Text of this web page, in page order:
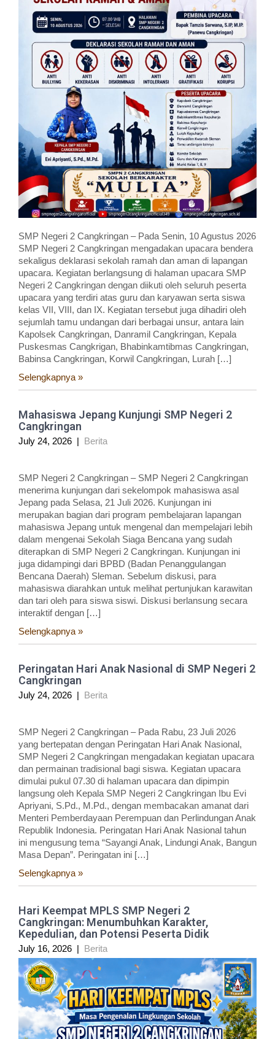
SMP Negeri 2 Cangkringan – Pada Senin, 10 Agustus 2026
SMP Negeri 2 Cangkringan mengadakan upacara bendera
sekaligus deklarasi sekolah ramah dan aman di lapangan
upacara. Kegiatan berlangsung di halaman upacara SMP
Negeri 2 Cangkringan dengan diikuti oleh seluruh peserta
upacara yang terdiri atas guru dan karyawan serta siswa
kelas VII, VIII, dan IX. Kegiatan tersebut juga dihadiri oleh
sejumlah tamu undangan dari berbagai unsur, antara lain
Kapolsek Cangkringan, Danramil Cangkringan, Kepala
Puskesmas Cangkrigan, Bhabinkamtibmas Cangkringan,
Babinsa Cangkringan, Korwil Cangkringan, Lurah […]
Selengkapnya »
Mahasiswa Jepang Kunjungi SMP Negeri 2
Cangkringan
July 24, 2026 | Berita
SMP Negeri 2 Cangkringan – SMP Negeri 2 Cangkringan
menerima kunjungan dari sekelompok mahasiswa asal
Jepang pada Selasa, 21 Juli 2026. Kunjungan ini
merupakan bagian dari program pembelajaran lapangan
mahasiswa Jepang untuk mengenal dan mempelajari lebih
dalam mengenai Sekolah Siaga Bencana yang sudah
diterapkan di SMP Negeri 2 Cangkringan. Kunjungan ini
juga didampingi dari BPBD (Badan Penanggulangan
Bencana Daerah) Sleman. Sebelum diskusi, para
mahasiswa diarahkan untuk melihat pertunjukan karawitan
dan tari oleh para siswa siswi. Diskusi berlansung secara
interaktif dengan […]
Selengkapnya »
Peringatan Hari Anak Nasional di SMP Negeri 2
Cangkringan
July 24, 2026 | Berita
SMP Negeri 2 Cangkringan – Pada Rabu, 23 Juli 2026
yang bertepatan dengan Peringatan Hari Anak Nasional,
SMP Negeri 2 Cangkringan mengadakan kegiatan upacara
dan permainan tradisional bagi siswa. Kegiatan upacara
dimulai pukul 07.30 di halaman upacara dan dipimpin
langsung oleh Kepala SMP Negeri 2 Cangkringan Ibu Evi
Apriyani, S.Pd., M.Pd., dengan membacakan amanat dari
Menteri Pemberdayaan Perempuan dan Perlindungan Anak
Republik Indonesia. Peringatan Hari Anak Nasional tahun
ini mengusung tema “Sayangi Anak, Lindungi Anak, Bangun
Masa Depan”. Peringatan ini […]
Selengkapnya »
Hari Keempat MPLS SMP Negeri 2
Cangkringan: Menumbuhkan Karakter,
Kepedulian, dan Potensi Peserta Didik
July 16, 2026 | Berita